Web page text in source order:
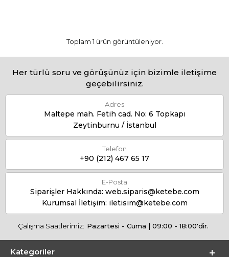
Toplam 1 ürün görüntüleniyor.
Her türlü soru ve görüşünüz için bizimle iletişime
geçebilirsiniz.
Adres
Maltepe mah. Fetih cad. No: 6 Topkapı
Zeytinburnu / İstanbul
Telefon
+90 (212) 467 65 17
E-Posta
Siparişler Hakkında: web.siparis@ketebe.com
Kurumsal İletişim: iletisim@ketebe.com
Çalışma Saatlerimiz: Pazartesi - Cuma | 09:00 - 18:00'dir.
Kategoriler